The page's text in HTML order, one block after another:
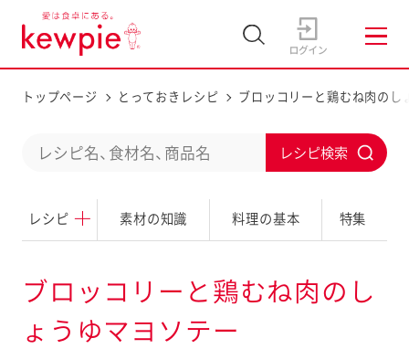
トップページ とっておきレシピ ブロッコリーと鶏むね肉のし
レシピ 素材の知識 料理の基本 特集
d
c
b
t
ブロッコリーと鶏むね肉のし
ょうゆマヨソテー